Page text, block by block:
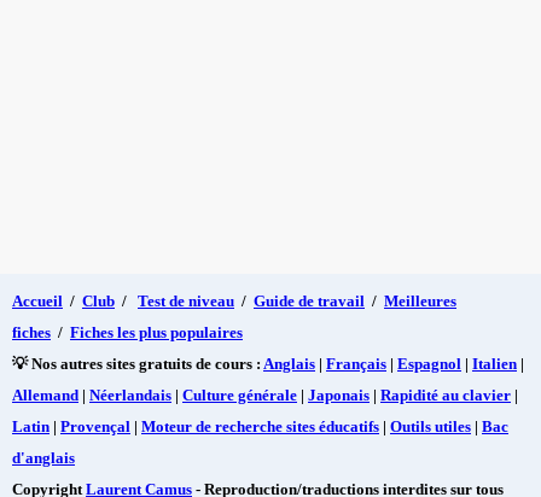
Accueil / Club / Test de niveau / Guide de travail / Meilleures
fiches / Fiches les plus populaires
💡 Nos autres sites gratuits de cours : Anglais | Français | Espagnol | Italien |
Allemand | Néerlandais | Culture générale | Japonais | Rapidité au clavier |
Latin | Provençal | Moteur de recherche sites éducatifs | Outils utiles | Bac
d'anglais
Copyright Laurent Camus - Reproduction/traductions interdites sur tous